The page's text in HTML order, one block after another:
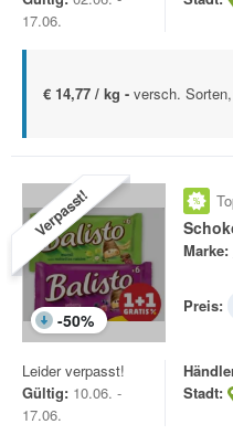
17.06.
€ 14,77 / kg - versch.
Verpasst!
-50%
Marke:
Preis:
Leider verpasst!
Gültig: 10.06. -
17.06.
Stadt: